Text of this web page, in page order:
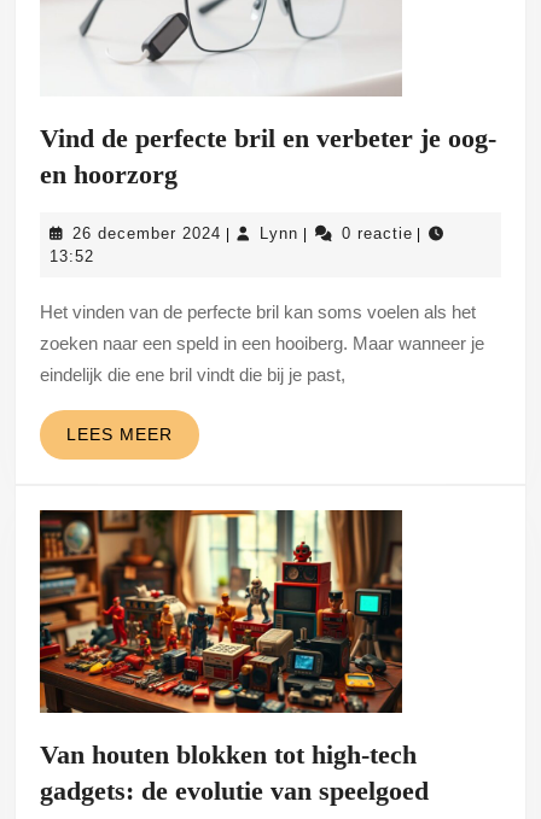
Vind de perfecte bril en verbeter je oog-
en hoorzorgVind
perfecte
en
verbeter
je
oog-
en
26 december 2024 26
| Lynn Lynn
| 0 reactie |
13:52
Het vinden van de perfecte bril kan soms voelen als het
zoeken naar een speld in een hooiberg. Maar wanneer je
eindelijk die ene bril vindt die bij je past,
LEES MEER LEES
MEER
Van houten blokken tot high-tech
gadgets: de evolutie van speelgoed